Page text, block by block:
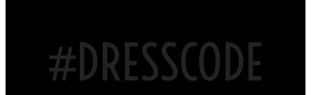
#DRESSCODE